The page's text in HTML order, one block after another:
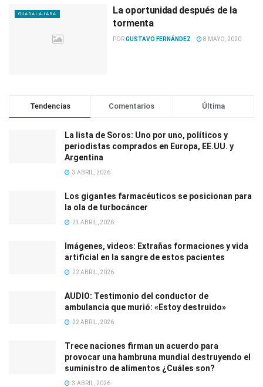
GUADALAJARA
La oportunidad después de la
tormenta
PORGUSTAVO FERNÁNDEZ 8 MAYO, 2020
Tendencias Comentarios Última
La lista de Soros: Uno por uno, políticos y
periodistas comprados en Europa, EE.UU. y
Argentina
3 ABRIL, 2026
Los gigantes farmacéuticos se posicionan para
la ola de turbocáncer
23 ABRIL, 2026
Imágenes, videos: Extrañas formaciones y vida
artificial en la sangre de estos pacientes
22 ABRIL, 2026
AUDIO: Testimonio del conductor de
ambulancia que murió: «Estoy destruido»
22 ABRIL, 2026
Trece naciones firman un acuerdo para
provocar una hambruna mundial destruyendo el
suministro de alimentos ¿Cuáles son?
3 ABRIL, 2026